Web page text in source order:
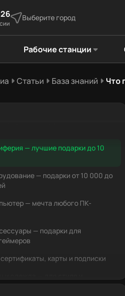
Выберите город
Рабочие станции
Статьи База знаний Что
— лучшие подарки до 10
— подарки от 10 000 до
— мечта любого ПК-
— подарки для
карты и подписки